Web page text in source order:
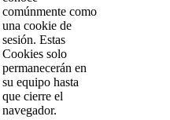
comúnmente como
una cookie de
sesión. Estas
Cookies solo
permanecerán en
su equipo hasta
que cierre el
navegador.